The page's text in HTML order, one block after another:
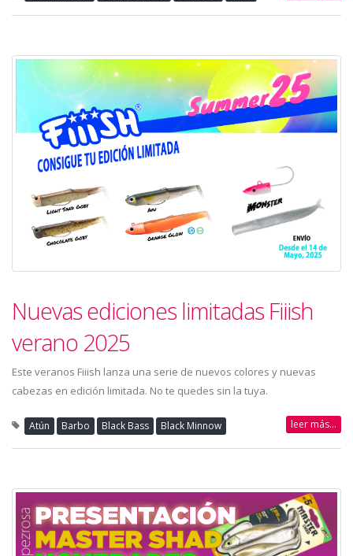
Nuevas ediciones limitadas Fiiish
verano 2025
Este veranos Fiiish lanza una serie de nuevos colores y nuevas
cabezas en edición limitada. No te quedes sin la tuya.
Atún Barbo Black Bass Black Minnow leer más...